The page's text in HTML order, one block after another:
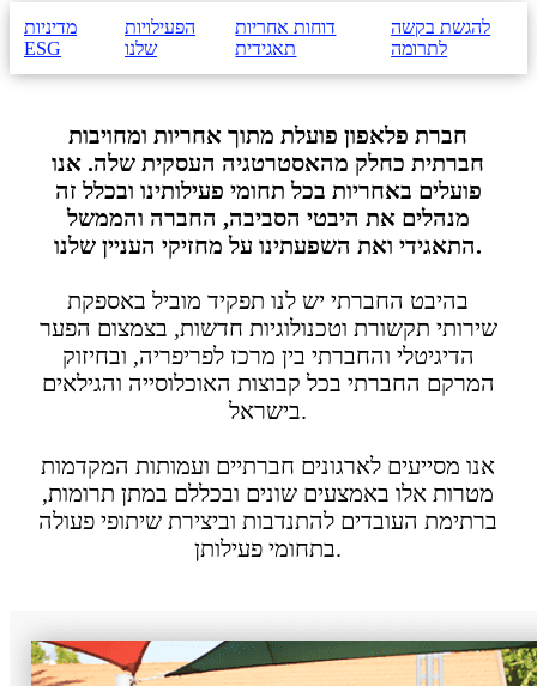
מדיניות
ESG
הפעילויות
שלנו
דוחות אחריות
תאגידית
להגשת בקשה
לתרומה
חברת פלאפון פועלת מתוך אחריות ומחויבות
חברתית כחלק מהאסטרטגיה העסקית שלה. אנו
פועלים באחריות בכל תחומי פעילותינו ובכלל זה
מנהלים את היבטי הסביבה, החברה והממשל
התאגידי ואת השפעתינו על מחזיקי העניין שלנו.
בהיבט החברתי יש לנו תפקיד מוביל באספקת
שירותי תקשורת וטכנולוגיות חדשות, בצמצום הפער
הדיגיטלי והחברתי בין מרכז לפריפריה, ובחיזוק
המרקם החברתי בכל קבוצות האוכלוסייה והגילאים
בישראל.
אנו מסייעים לארגונים חברתיים ועמותות המקדמות
מטרות אלו באמצעים שונים ובכללם במתן תרומות,
ברתימת העובדים להתנדבות וביצירת שיתופי פעולה
בתחומי פעילותן.